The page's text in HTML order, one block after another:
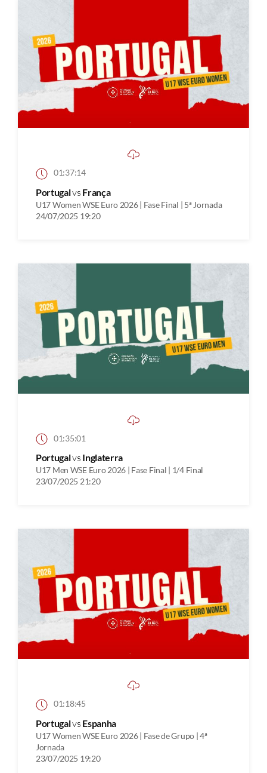
01:37:14
Portugalvs França
U17 Women WSE Euro 2026 | Fase Final | 5ª Jornada
24/07/2025 19:20
01:35:01
Portugalvs Inglaterra
U17 Men WSE Euro 2026 | Fase Final | 1/4 Final
23/07/2025 21:20
01:18:45
Portugalvs Espanha
U17 Women WSE Euro 2026 | Fase de Grupo | 4ª
Jornada
23/07/2025 19:20